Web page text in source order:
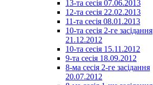
13-та сесія 07.06.2013
12-та сесія 22.02.2013
11-та сесія 08.01.2013
10-та сесія 2-ге засідання
21.12.2012
10-та сесія 15.11.2012
9-та сесія 18.09.2012
8-ма сесія 2-ге засідання
20.07.2012